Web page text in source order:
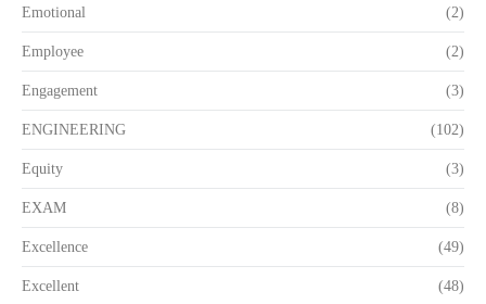
Emotional (2)
Employee (2)
Engagement (3)
ENGINEERING (102)
Equity (3)
EXAM (8)
Excellence (49)
Excellent (48)